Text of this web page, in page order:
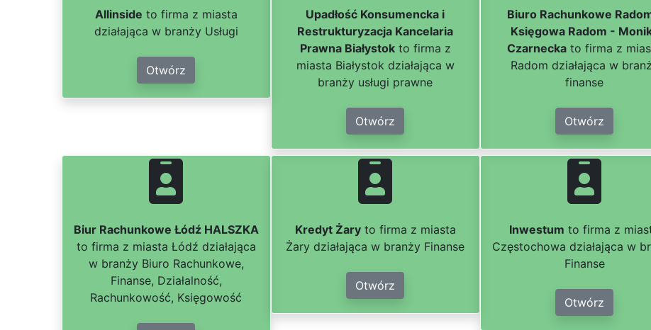
Allinside to firma z miasta
działająca w branży Usługi
Otwórz
Upadłość Konsumencka i
Restrukturyzacja Kancelaria
Prawna Białystokto firma z
miasta Białystok działająca w
branży usługi prawne
Otwórz
Biuro Rachunkowe
Księgowa Radom -
Czarnecka to firma z
Radom działająca w
finanse
Otwórz
Biur Rachunkowe Łódź HALSZKA
to firma z miasta Łódź działająca
w branży Biuro Rachunkowe,
Finanse, Działalność,
Rachunkowość, Księgowość
Kredyt Żaryto firma z miasta
Żary działająca w branży Finanse
Otwórz
Inwestum to firma z
Częstochowa działająca w
Finanse
Otwórz